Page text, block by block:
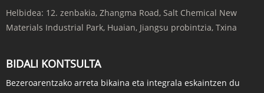
Helbidea: 12. zenbakia, Zhangma Road, Salt Chemical New
Materials Industrial Park, Huaian, Jiangsu probintzia, Txina
BIDALI KONTSULTA
Bezeroarentzako arreta bikaina eta integrala eskaintzen du